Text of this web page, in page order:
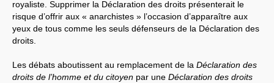
royaliste. Supprimer la Déclaration des droits présenterait le
risque d’offrir aux « anarchistes » l’occasion d’apparaître aux
yeux de tous comme les seuls défenseurs de la Déclaration des
droits.
Les débats aboutissent au remplacement de la Déclaration des
droits de l’homme et du citoyen par une Déclaration des droits